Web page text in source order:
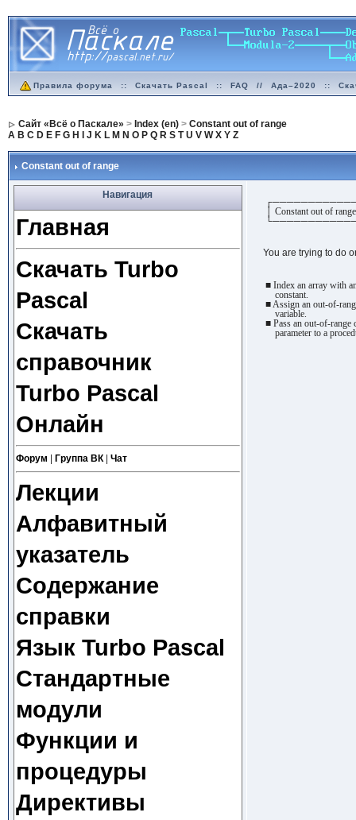
Правила форума :: Скачать Pascal :: FAQ // Ада–2020 ::
Сайт «Всё о Паскале» > Index (en)> Constant out of range
A B C D E F G H J K L M N O P Q R S T U V W X Y Z
Constant out of range
Навигация
Главная
Скачать Turbo
Pascal
Скачать
справочник
Turbo Pascal
Онлайн
Форум Группа ВК| Чат
Лекции
Алфавитный
указатель
Содержание
справки
Язык Turbo Pascal
Стандартные
модули
Функции и
процедуры
Директивы
│ Constant out of
You are trying to do
■ Index an array with
constant.
■ Assign an out-of-
variable.
■ Pass an out-of-range
parameter to a